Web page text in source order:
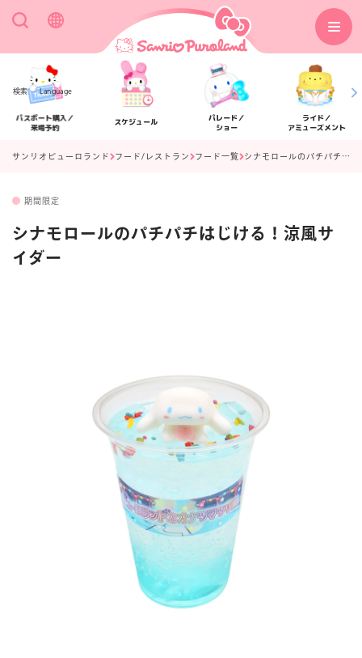
検索 Language
パスポート購入／
来場予約
スケジュール
パレード／
ショー
ライド／
アミューズメント
ニュース
サンリオピューロランド フード/レストラン フード一覧 シナモロールのパチパチはじける！涼風サイダー
期間限定
シナモロールのパチパチはじける！涼風サ
イダー